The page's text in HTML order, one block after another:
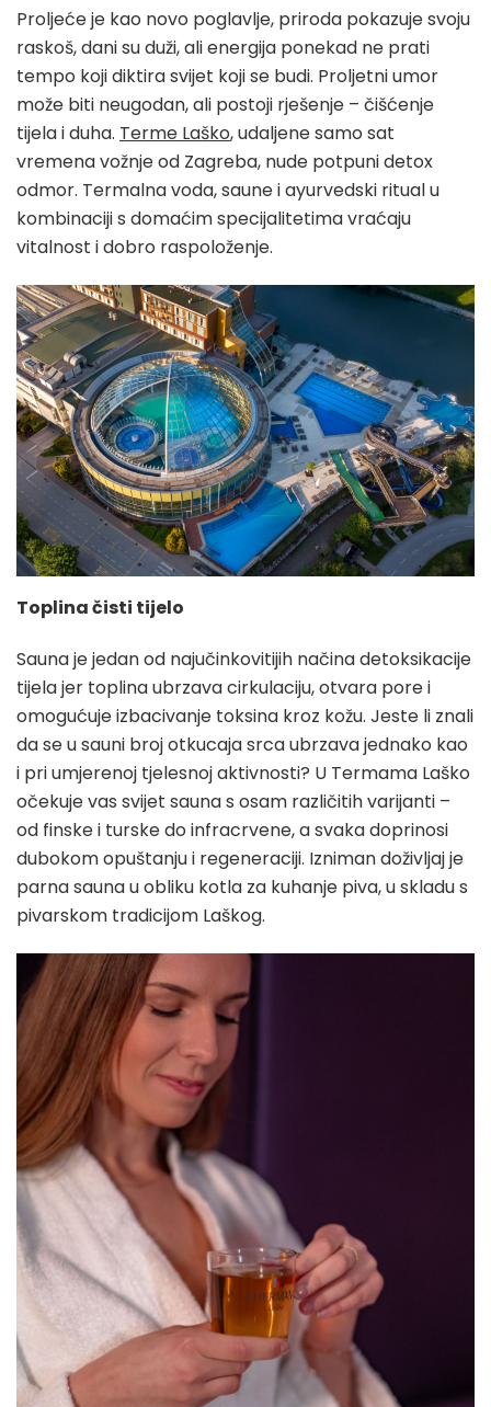
Proljeće je kao novo poglavlje, priroda pokazuje svoju
raskoš, dani su duži, ali energija ponekad ne prati
tempo koji diktira svijet koji se budi. Proljetni umor
može biti neugodan, ali postoji rješenje – čišćenje
tijela i duha. Terme Laško, udaljene samo sat
vremena vožnje od Zagreba, nude potpuni detox
odmor. Termalna voda, saune i ayurvedski ritual u
kombinaciji s domaćim specijalitetima vraćaju
vitalnost i dobro raspoloženje.
Toplina čisti tijelo
Sauna je jedan od najučinkovitijih načina detoksikacije
tijela jer toplina ubrzava cirkulaciju, otvara pore i
omogućuje izbacivanje toksina kroz kožu. Jeste li znali
da se u sauni broj otkucaja srca ubrzava jednako kao
i pri umjerenoj tjelesnoj aktivnosti? U Termama Laško
očekuje vas svijet sauna s osam različitih varijanti –
od finske i turske do infracrvene, a svaka doprinosi
dubokom opuštanju i regeneraciji. Izniman doživljaj je
parna sauna u obliku kotla za kuhanje piva, u skladu s
pivarskom tradicijom Laškog.